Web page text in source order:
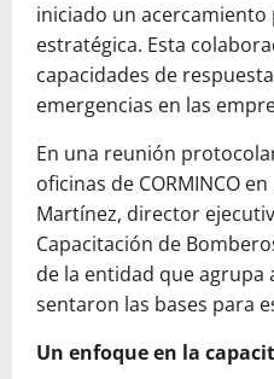
iniciado un
estratégica. Esta
capacidades de
emergencias en las
En una reunión
oficinas de CORMINCO
Martínez, director
Capacitación de
de la entidad que agrupa
sentaron las bases para
Un enfoque en la